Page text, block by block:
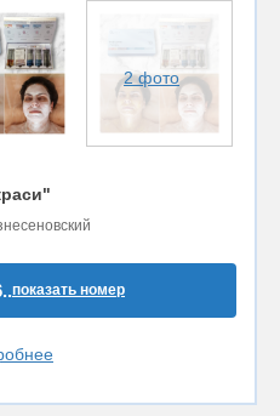
2 фото
показать номер